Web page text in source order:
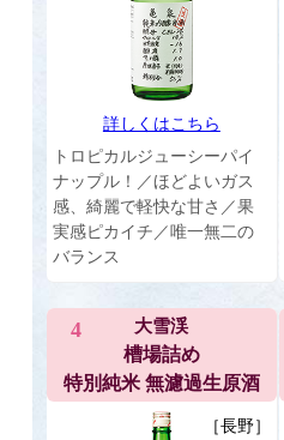
詳しくはこちら
トロピカルジューシーパイ
ナップル！／ほどよいガス
感、綺麗で軽快な甘さ／果
実感ピカイチ／唯一無二の
バランス
4 大雪渓
槽場詰め
特別純米 無濾過生原酒
［長野］